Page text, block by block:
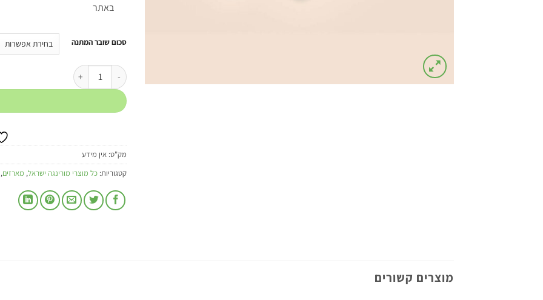
באתר
סכום שובר המתנה
מק"ט: אין מידע
קטגוריות: כל מוצרי מורינגה ישראל, מארזים,
מוצרים קשורים